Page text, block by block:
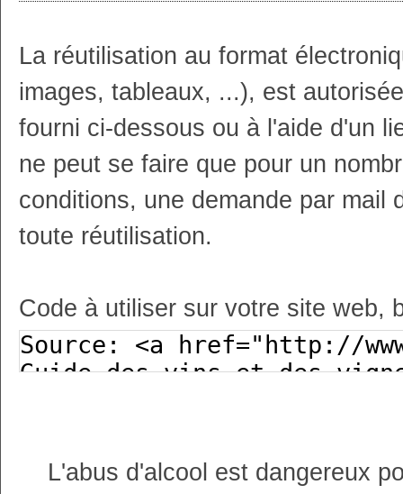
La réutilisation au format
images, tableaux, ...), est
fourni ci-dessous ou à l'aide d'un
ne peut se faire que pour un
conditions, une demande par mail
toute réutilisation.
Code à utiliser sur votre site web,
L'abus d'alcool est dangereux